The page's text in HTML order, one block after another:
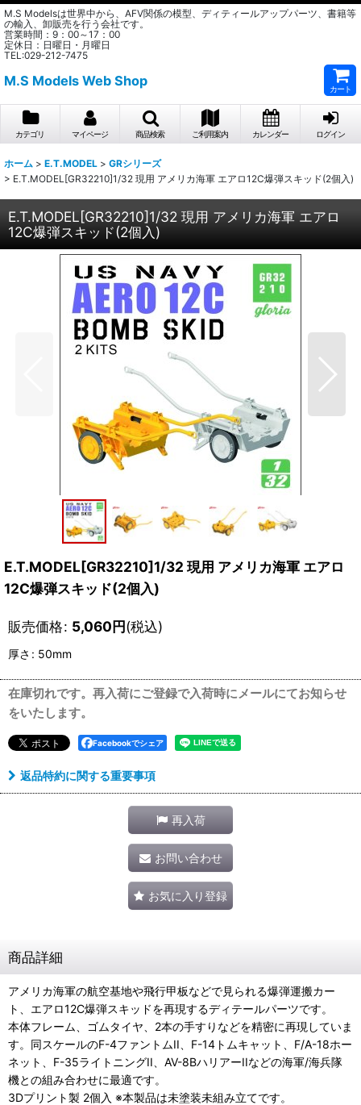
M.S Modelsは世界中から、AFV関係の模型、ディティールアップパーツ、書籍等
の輸入、卸販売を行う会社です。
営業時間：9：00～17：00
定休日：日曜日・月曜日
TEL:029-212-7475
M.S Models Web Shop
カート
カテゴリ マイページ 商品検索 ご利用案内 カレンダー ログイン
ホーム > E.T.MODEL > GRシリーズ
> E.T.MODEL[GR32210]1/32 現用 アメリカ海軍 エアロ12C爆弾スキッド(2個入)
E.T.MODEL[GR32210]1/32 現用 アメリカ海軍 エアロ
12C爆弾スキッド(2個入)
E.T.MODEL[GR32210]1/32 現用 アメリカ海軍 エアロ
12C爆弾スキッド(2個入)
販売価格: 5,060円(税込)
厚さ : 50mm
在庫切れです。再入荷にご登録で入荷時にメールにてお知らせ
をいたします。
Facebookでシェア
返品特約に関する重要事項
再入荷
お問い合わせ
お気に入り登録
商品詳細
アメリカ海軍の航空基地や飛行甲板などで見られる爆弾運搬カー
ト、エアロ12C爆弾スキッドを再現するディテールパーツです。
本体フレーム、ゴムタイヤ、2本の手すりなどを精密に再現していま
す。同スケールのF-4ファントムII、F-14トムキャット、F/A-18ホー
ネット、F-35ライトニングII、AV-8BハリアーIIなどの海軍/海兵隊
機との組み合わせに最適です。
3Dプリント製 2個入 ※本製品は未塗装未組み立てです。